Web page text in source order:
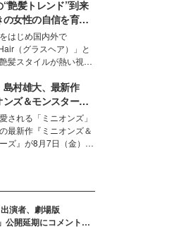
甲ひかりさんと橋下美
えて本音で女子会トー
お出かけを快適に過ご
、2人が感動した夏の
識にも迫りました。
艶髪トレンド”到来
の女性の自信を育む
事情」って？
はじめ国内外で
（グラスヘア）」と
髪スタイルが熱い視線
成度を高めるベースと
そのものの美しさ”に改
る人が増えている様
、そんな憧れの艶やか
で叶える、美容好きの
ヘアケア事情を紹介し
島村雄大、最新作
ンズ＆モンスター
熱弁 ハチャメチャ
ない“友情と絆”に感
される「ミニオンズ」
最新作『ミニオンズ＆
ズ』が8月7日（金）に
舞と島村雄大の特別対
！それぞれの視点か
らではの魅力や予想外
たらす奥深いストーリ
演者、劇場版
公開延期にコメント